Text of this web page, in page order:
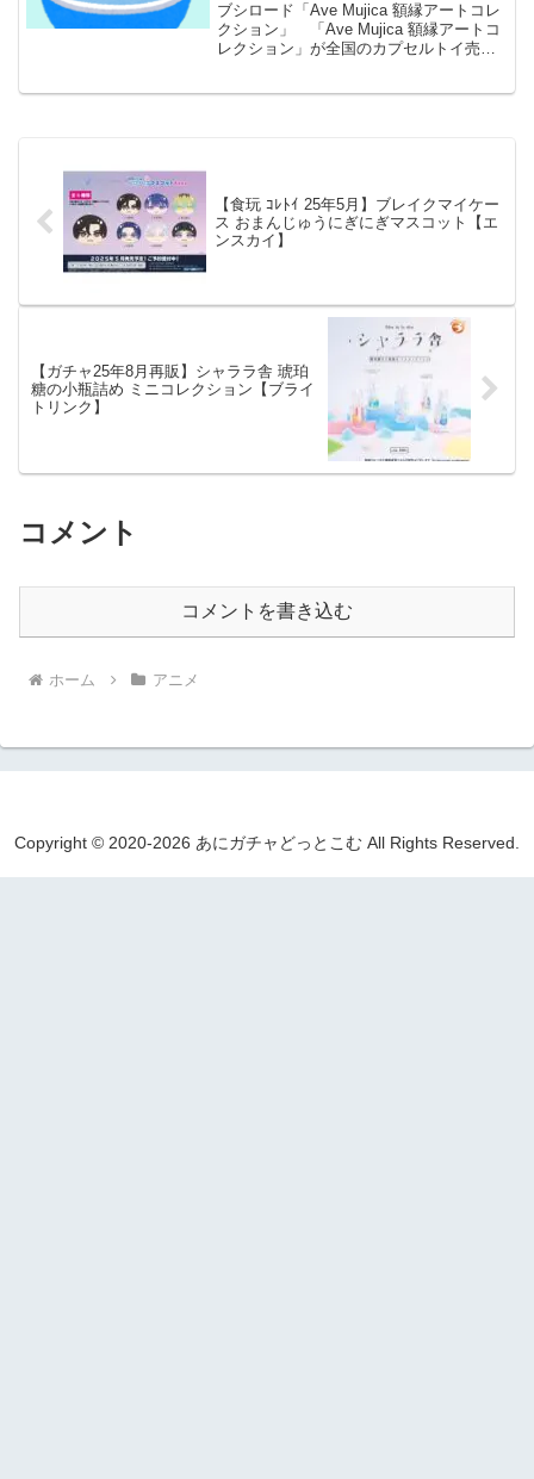
ブシロード「Ave Mujica 額縁アートコレ
クション」 「Ave Mujica 額縁アートコ
レクション」が全国のカプセルトイ売り
【食玩 ｺﾚﾄｲ 25年5月】ブレイクマイケー
ス おまんじゅうにぎにぎマスコット【エ
ンスカイ】
【ガチャ25年8月再販】シャララ舎 琥珀
糖の小瓶詰め ミニコレクション【ブライ
トリンク】
コメント
コメントを書き込む
ホーム アニメ
Copyright © 2020-2026 あにガチャどっとこむ All Rights Reserved.